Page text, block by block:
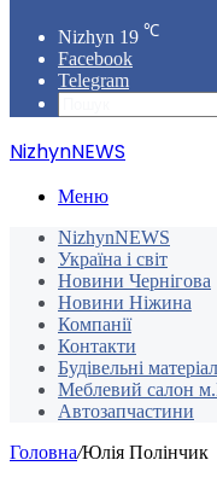
Nizhyn 19 ℃
Facebook
Telegram
NizhynNEWS
Меню
NizhynNEWS
Україна і світ
Новини Чернігова
Новини Ніжина
Компанії
Контакти
Будівельні
Меблевий салон
Автозапчастини
Головна/Юлія Полінчик